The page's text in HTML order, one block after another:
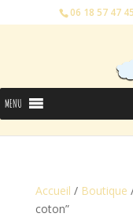
06 18 57 47 45
MENU
Accueil / Boutique
coton”